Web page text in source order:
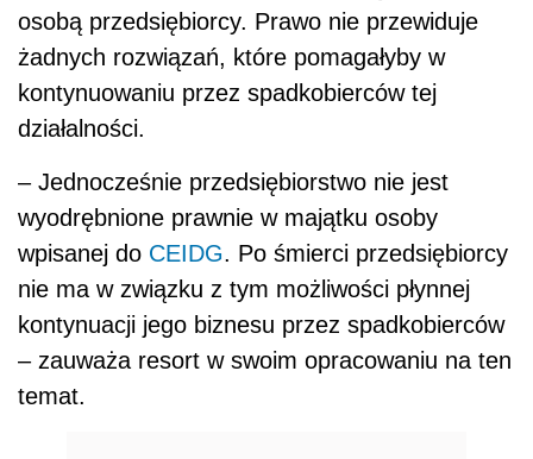
osobą przedsiębiorcy. Prawo nie przewiduje
żadnych rozwiązań, które pomagałyby w
kontynuowaniu przez spadkobierców tej
działalności.
– Jednocześnie przedsiębiorstwo nie jest
wyodrębnione prawnie w majątku osoby
wpisanej do CEIDG. Po śmierci przedsiębiorcy
nie ma w związku z tym możliwości płynnej
kontynuacji jego biznesu przez spadkobierców
– zauważa resort w swoim opracowaniu na ten
temat.